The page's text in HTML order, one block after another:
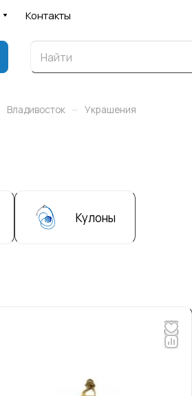
Контакты
Владивосток – Украшения
Кулоны